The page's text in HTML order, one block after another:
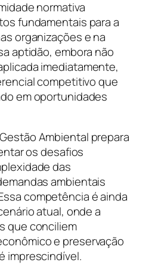
normativa
fundamentais para a
organizações e na
aptidão, embora não
imediatamente,
competitivo que
em oportunidades
Ambiental prepara
os desafios
das
ambientais
competência é ainda
atual, onde a
que conciliem
e preservação
imprescindível.